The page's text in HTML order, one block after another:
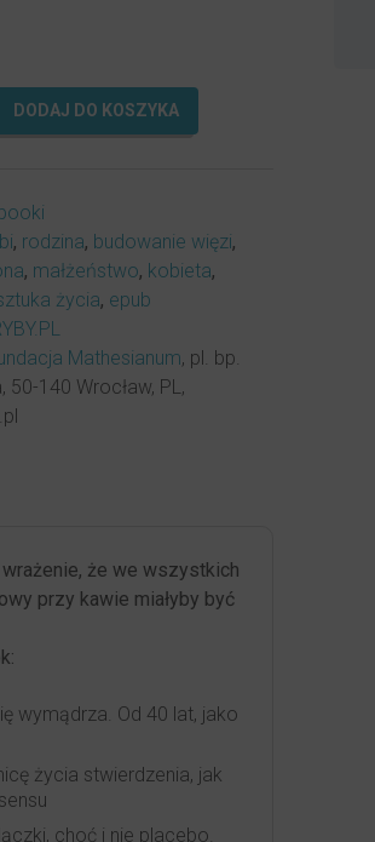
DODAJ DO KOSZYKA
, rodzina, budowanie więzi,
, małżeństwo, kobieta,
życia, epub
Mathesianum, pl. bp.
50-140 Wrocław, PL,
że we wszystkich
przy kawie miałyby być
wymądrza. Od 40 lat, jako
życia stwierdzenia, jak
choć i nie placebo.